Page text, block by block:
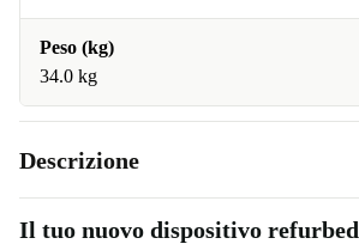
Peso (kg)
34.0 kg
Descrizione
Il tuo nuovo dispositivo refurbed